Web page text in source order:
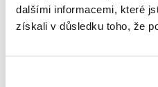
dalšími informacemi, které
získali v důsledku toho, že